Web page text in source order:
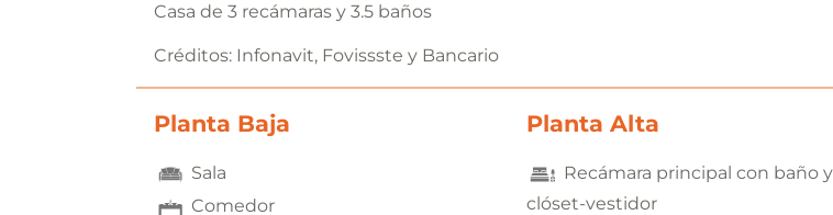
Casa de 3 recámaras y 3.5 baños
Créditos: Infonavit, Fovissste y Bancario
Planta Baja
Sala
Comedor
Planta Alta
Recámara principal con baño y
clóset-vestidor